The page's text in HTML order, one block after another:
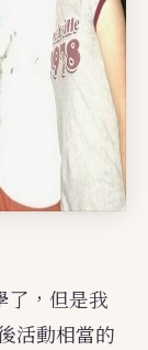
，但是我
活動相當的